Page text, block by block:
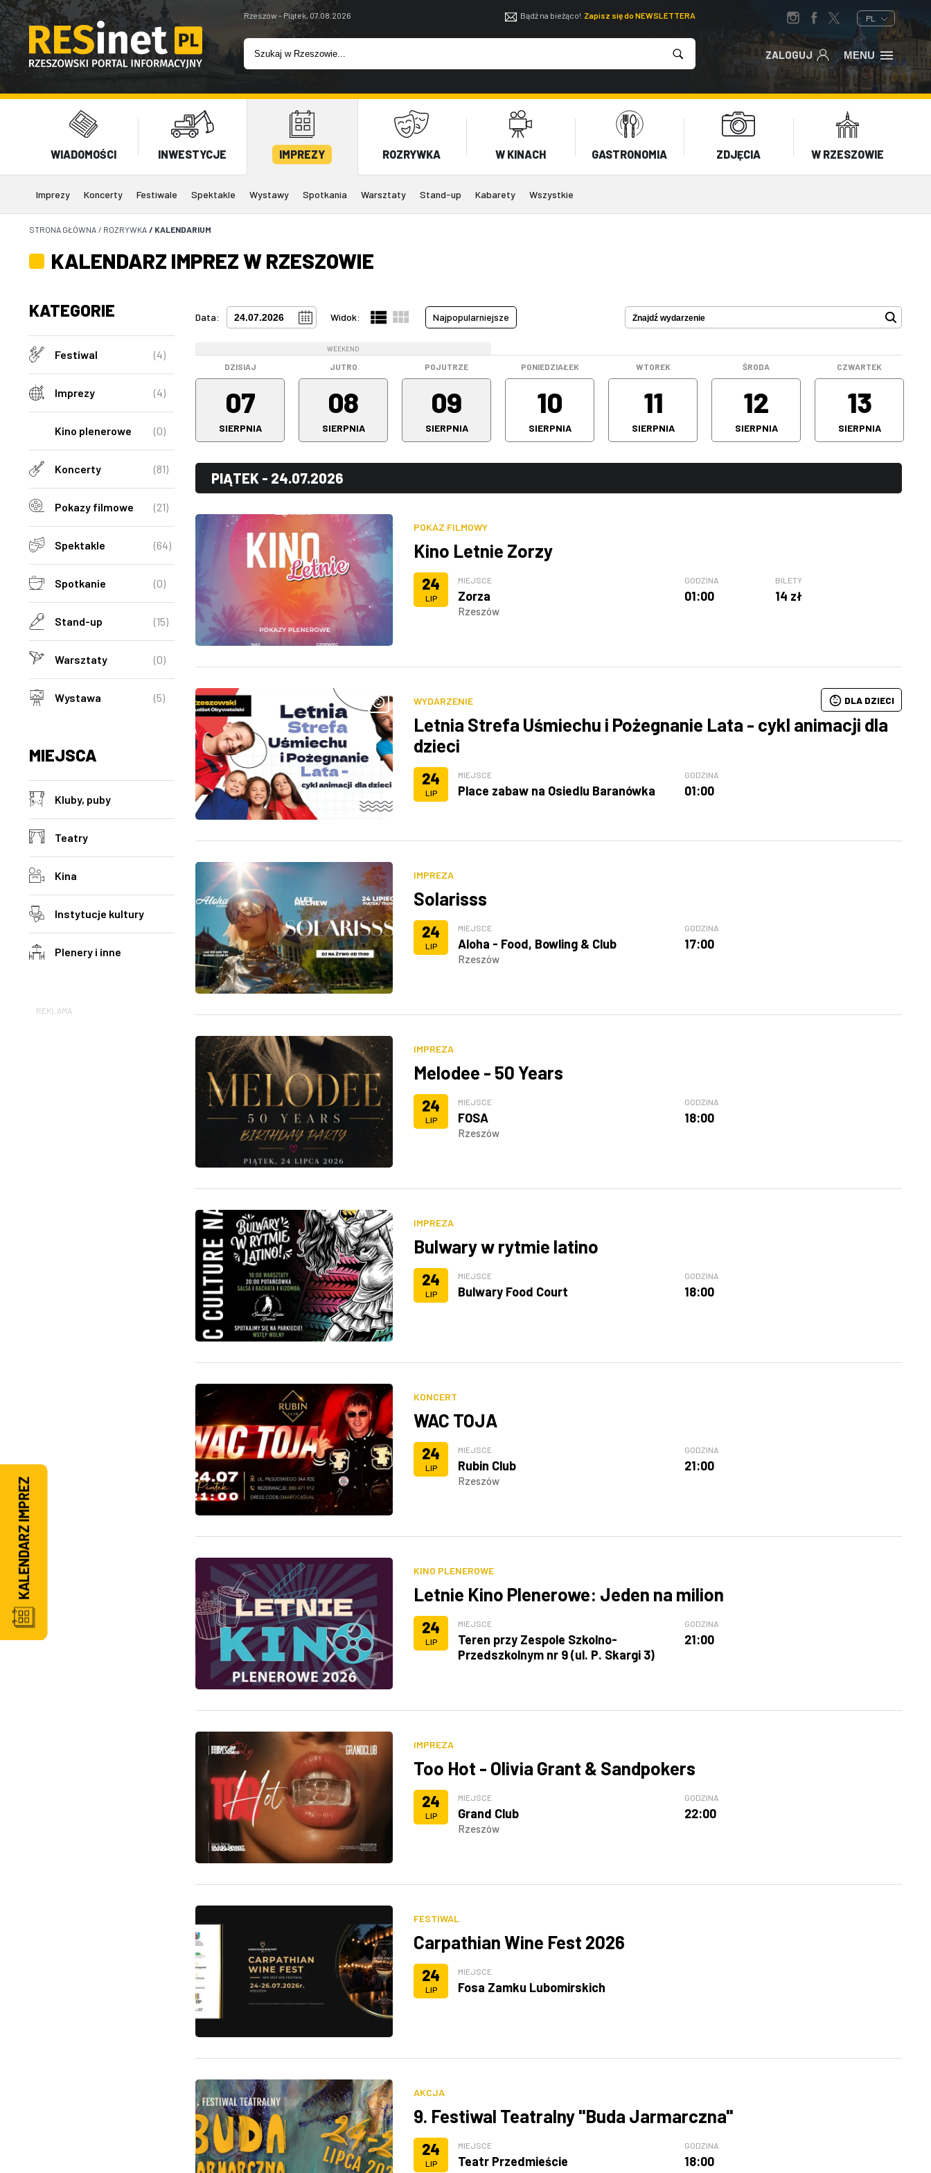
Rzeszów - Piątek, 07.08.2026 Bądź na bieżąco! Zapisz się do NEWSLETTERA PL
ZALOGUJ MENU
WIADOMOŚCI INWESTYCJE IMPREZY ROZRYWKA W KINACH GASTRONOMIA ZDJĘCIA W RZESZOWIE
Imprezy Koncerty Festiwale Spektakle Wystawy Spotkania Warsztaty Stand-up Kabarety Wszystkie
STRONA GŁÓWNA / ROZRYWKA / KALENDARIUM
KALENDARZ IMPREZ W RZESZOWIE
KATEGORIE
Festiwal (4)
Imprezy (4)
Kino plenerowe (0)
Koncerty (81)
Pokazy filmowe (21)
Spektakle (64)
Spotkanie (0)
Stand-up (15)
Warsztaty (0)
Wystawa (5)
MIEJSCA
Kluby, puby
Teatry
Kina
Instytucje kultury
Plenery i inne
REKLAMA
Data: Widok: Najpopularniejsze
DZISIAJ
07
SIERPNIA
WEEKEND
JUTRO
08
SIERPNIA
POJUTRZE
09
SIERPNIA
PONIEDZIAŁEK
10
SIERPNIA
WTOREK
11
SIERPNIA
ŚRODA
12
SIERPNIA
CZWARTEK
13
SIERPNIA
PIĄTEK - 24.07.2026
POKAZ FILMOWY
Kino Letnie Zorzy
24
LIP
MIEJSCE
Zorza
Rzeszów
GODZINA
01:00
BILETY
14 zł
WYDARZENIE
Letnia Strefa Uśmiechu i Pożegnanie Lata - cykl animacji dla
dzieci
24
LIP
MIEJSCE
Place zabaw na Osiedlu Baranówka
GODZINA
01:00
DLA DZIECI
IMPREZA
Solarisss
24
LIP
MIEJSCE
Aloha - Food, Bowling & Club
Rzeszów
GODZINA
17:00
IMPREZA
Melodee - 50 Years
24
LIP
MIEJSCE
FOSA
Rzeszów
GODZINA
18:00
IMPREZA
Bulwary w rytmie latino
24
LIP
MIEJSCE
Bulwary Food Court
GODZINA
18:00
KONCERT
WAC TOJA
24
LIP
MIEJSCE
Rubin Club
Rzeszów
GODZINA
21:00
KINO PLENEROWE
Letnie Kino Plenerowe: Jeden na milion
24
LIP
MIEJSCE
Teren przy Zespole Szkolno-
Przedszkolnym nr 9 (ul. P. Skargi 3)
GODZINA
21:00
IMPREZA
Too Hot - Olivia Grant & Sandpokers
24
LIP
MIEJSCE
Grand Club
Rzeszów
GODZINA
22:00
FESTIWAL
Carpathian Wine Fest 2026
24
LIP
MIEJSCE
Fosa Zamku Lubomirskich
AKCJA
9. Festiwal Teatralny "Buda Jarmarczna"
24
LIP
MIEJSCE
Teatr Przedmieście
GODZINA
18:00
KALENDARZ IMPREZ